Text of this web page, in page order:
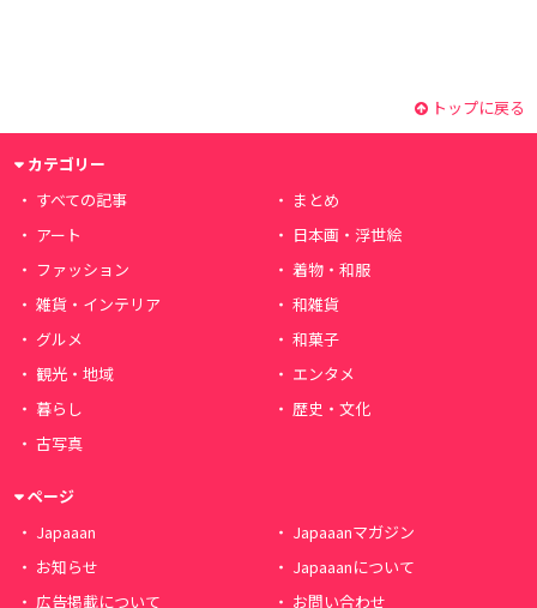
トップに戻る
カテゴリー
すべての記事
まとめ
アート
日本画・浮世絵
ファッション
着物・和服
雑貨・インテリア
和雑貨
グルメ
和菓子
観光・地域
エンタメ
暮らし
歴史・文化
古写真
ページ
Japaaan
Japaaanマガジン
お知らせ
Japaaanについて
広告掲載について
お問い合わせ